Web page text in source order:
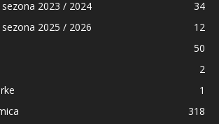
2023 / 2024
34
2025 / 2026
12
50
2
1
318